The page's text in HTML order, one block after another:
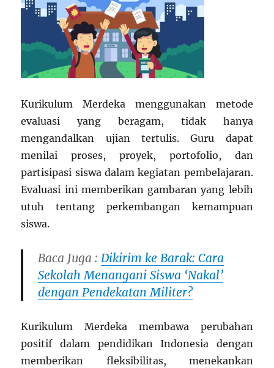
Kurikulum Merdeka menggunakan metode
evaluasi yang beragam, tidak hanya
mengandalkan ujian tertulis. Guru dapat
menilai proses, proyek, portofolio, dan
partisipasi siswa dalam kegiatan pembelajaran.
Evaluasi ini memberikan gambaran yang lebih
utuh tentang perkembangan kemampuan
siswa.
Baca Juga :Dikirim ke Barak: Cara
Sekolah Menangani Siswa ‘Nakal’
dengan Pendekatan Militer?
Kurikulum Merdeka membawa perubahan
positif dalam pendidikan Indonesia dengan
memberikan fleksibilitas, menekankan